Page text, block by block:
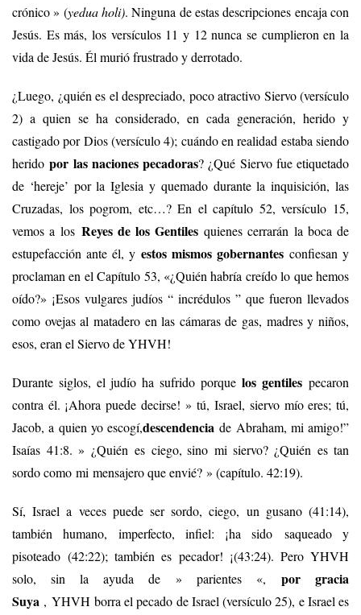
crónico » (yedua holi). Ninguna de estas descripciones encaja con
Jesús. Es más, los versículos 11 y 12 nunca se cumplieron en la
vida de Jesús. Él murió frustrado y derrotado.
¿Luego, ¿quién es el despreciado, poco atractivo Siervo (versículo
2) a quien se ha considerado, en cada generación, herido y
castigado por Dios (versículo 4); cuándo en realidad estaba siendo
heridopor las naciones pecadoras? ¿Qué Siervo fue etiquetado
de ‘hereje’ por la Iglesia y quemado durante la inquisición, las
Cruzadas, los pogrom, etc…? En el capítulo 52, versículo 15,
vemos a los Reyes de los Gentiles quienes cerrarán la boca de
estupefacción ante él, y estos mismos gobernantes confiesan y
proclaman en el Capítulo 53, «¿Quién habría creído lo que hemos
oído?» ¡Esos vulgares judíos “ incrédulos ” que fueron llevados
como ovejas al matadero en las cámaras de gas, madres y niños,
esos, eran el Siervo de YHVH!
Durante siglos, el judío ha sufrido porquelos gentiles pecaron
contra él. ¡Ahora puede decirse! » tú, Israel, siervo mío eres; tú,
Jacob, a quien yo escogí,descendencia de Abraham, mi amigo!”
Isaías 41:8. » ¿Quién es ciego, sino mi siervo? ¿Quién es tan
sordo como mi mensajero que envié? » (capítulo. 42:19).
Sí, Israel a veces puede ser sordo, ciego, un gusano (41:14),
también humano, imperfecto, infiel: ¡ha sido saqueado y
pisoteado (42:22); también es pecador! ¡(43:24). Pero YHVH
solo, sin la ayuda de » parientes «, por gracia
Suya , YHVH borra el pecado de Israel (versículo 25), e Israel es